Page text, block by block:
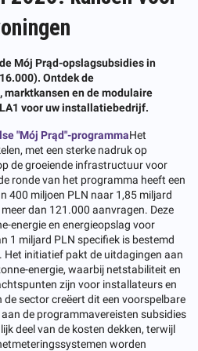
Mój Prąd-opslagsubsidies in
Ontdek de
en de modulaire
voor uw installatiebedrijf.
"Mój Prąd"-programmaHet
met een sterke nadruk op
de groeiende infrastructuur voor
ronde van het programma heeft een
400 miljoen PLN naar 1,85 miljard
dan 121.000 aanvragen. Deze
energie en energieopslag voor
1 miljard PLN specifiek is bestemd
initiatief pakt de uitdagingen aan
energie, waarbij netstabiliteit en
zijn voor installateurs en
sector creëert dit een voorspelbare
de programmavereisten subsidies
deel van de kosten dekken, terwijl
worden